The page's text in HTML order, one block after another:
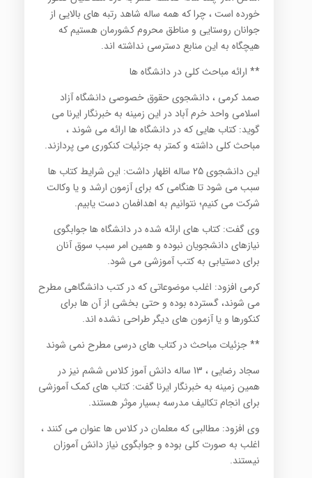
خورده است ، چرا که همه ساله شاهد رتبه های بالایی از
جوانان روستایی و مناطق محروم کشورمان هستیم که
هیچگاه به این منابع دسترسی نداشته اند.
** ارائه مباحث کلی در دانشگاه ها
صمد کرمی ، دانشجوی حقوق خصوصی دانشگاه آزاد
اسلامی واحد خرم آباد در این زمینه به خبرنگار ایرنا می
گوید: کتاب هایی که در دانشگاه ها ارائه می شوند ،
مباحث کلی داشته و کمتر به جزئیات کنکوری می پردازند.
این دانشجوی 25 ساله اظهار داشت: این شرایط کتاب ها
سبب می شود تا هنگامی که برای آزمون ارشد و یا وکالت
شرکت می کنیم؛ نتوانیم به اهدافمان دست یابیم.
وی گفت: کتاب های ارائه شده در دانشگاه ها جوابگوی
نیازهای دانشجویان نبوده و همین امر سبب سوق آنان
برای دستیابی به کتب آموزشی می شود.
کرمی افزود: اغلب موضوعاتی که در کتب دانشگاهی مطرح
می شوند، گسترده بوده و حتی بخشی از آن ها برای
کنکورها و یا آزمون های دیگر طراحی نشده اند.
** جزئیات مباحث در کتاب های درسی مطرح نمی شوند
سجاد رضایی ، 13 ساله دانش آموز کلاس ششم نیز در
همین زمینه به خبرنگار ایرنا گفت: کتاب های کمک آموزشی
برای انجام تکالیف مدرسه بسیار موثر هستند.
وی افزود: مطالبی که معلمان در کلاس ها عنوان می کنند ،
اغلب به صورت کلی بوده و جوابگوی نیاز دانش آموزان
نیستند.